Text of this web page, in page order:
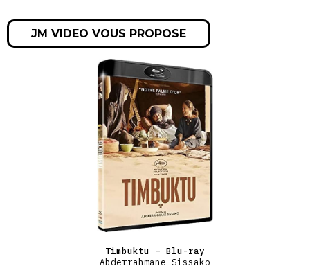
JM VIDEO VOUS PROPOSE
Timbuktu – Blu-ray
Abderrahmane Sissako